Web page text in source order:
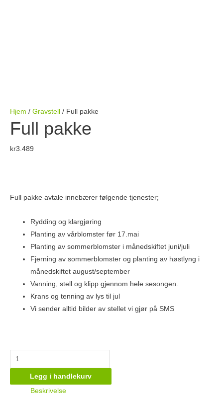
Hjem / Gravstell / Full pakke
Full pakke
kr3.489
Full pakke avtale innebærer følgende tjenester;
Rydding og klargjøring
Planting av vårblomster før 17.mai
Planting av sommerblomster i månedskiftet juni/juli
Fjerning av sommerblomster og planting av høstlyng i
månedskiftet august/september
Vanning, stell og klipp gjennom hele sesongen.
Krans og tenning av lys til jul
Vi sender alltid bilder av stellet vi gjør på SMS
Legg i handlekurv
Beskrivelse